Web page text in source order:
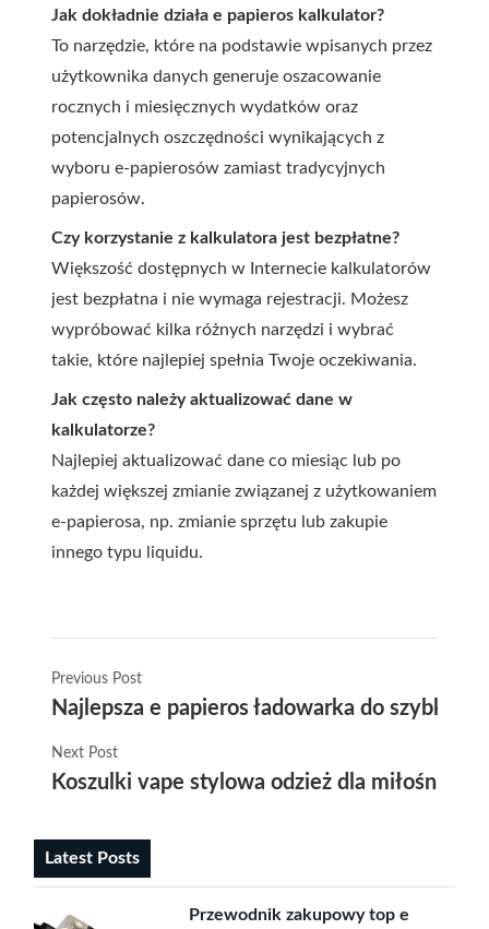
Jak dokładnie działa e papieros kalkulator?
To narzędzie, które na podstawie wpisanych przez
użytkownika danych generuje oszacowanie
rocznych i miesięcznych wydatków oraz
potencjalnych oszczędności wynikających z
wyboru e-papierosów zamiast tradycyjnych
papierosów.
Czy korzystanie z kalkulatora jest bezpłatne?
Większość dostępnych w Internecie kalkulatorów
jest bezpłatna i nie wymaga rejestracji. Możesz
wypróbować kilka różnych narzędzi i wybrać
takie, które najlepiej spełnia Twoje oczekiwania.
Jak często należy aktualizować dane w
kalkulatorze?
Najlepiej aktualizować dane co miesiąc lub po
każdej większej zmianie związanej z użytkowaniem
e-papierosa, np. zmianie sprzętu lub zakupie
innego typu liquidu.
Previous Post
Najlepsza e papieros ładowarka do
Next Post
Koszulki vape stylowa odzież dla
Latest Posts
Przewodnik zakupowy top e